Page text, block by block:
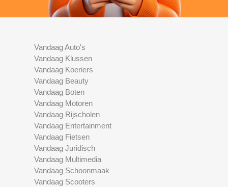
Vandaag Auto's
Vandaag Klussen
Vandaag Koeriers
Vandaag Beauty
Vandaag Boten
Vandaag Motoren
Vandaag Rijscholen
Vandaag Entertainment
Vandaag Fietsen
Vandaag Juridisch
Vandaag Multimedia
Vandaag Schoonmaak
Vandaag Scooters